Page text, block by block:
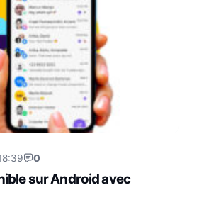
0
sur Android avec